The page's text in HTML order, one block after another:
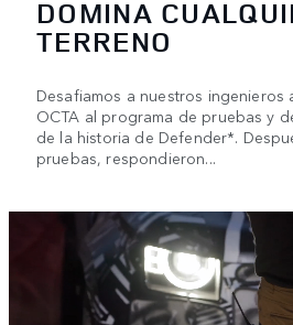
DOMINA
TERRENO
Desafiamos a nuestros ingenieros
OCTA al programa de pruebas y
de la historia de Defender*.
pruebas, respondieron...